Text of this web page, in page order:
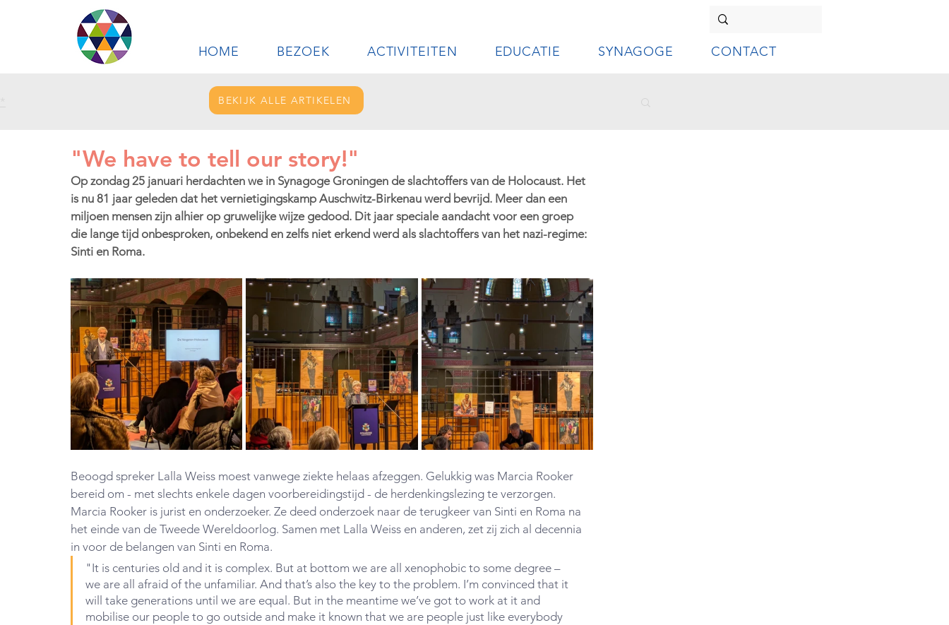
HOME BEZOEK ACTIVITEITEN EDUCATIE SYNAGOGE CONTACT
"We have to tell our story!"
Op zondag 25 januari herdachten we in Synagoge Groningen de slachtoffers van de Holocaust. Het
is nu 81 jaar geleden dat het vernietigingskamp Auschwitz-Birkenau werd bevrijd. Meer dan een
miljoen mensen zijn alhier op gruwelijke wijze gedood. Dit jaar speciale aandacht voor een groep
die lange tijd onbesproken, onbekend en zelfs niet erkend werd als slachtoffers van het nazi-regime:
Sinti en Roma.
Beoogd spreker Lalla Weiss moest vanwege ziekte helaas afzeggen. Gelukkig was Marcia Rooker
bereid om - met slechts enkele dagen voorbereidingstijd - de herdenkingslezing te verzorgen.
Marcia Rooker is jurist en onderzoeker. Ze deed onderzoek naar de terugkeer van Sinti en Roma na
het einde van de Tweede Wereldoorlog. Samen met Lalla Weiss en anderen, zet zij zich al decennia
in voor de belangen van Sinti en Roma.
" It is centuries old and it is complex. But at bottom we are all xenophobic to some degree –
we are all afraid of the unfamiliar. And that’s also the key to the problem. I’m convinced that it
will take generations until we are equal. But in the meantime we’ve got to work at it and
mobilise our people to go outside and make it known that we are people just like everybody
BEKIJK ALLE ARTIKELEN